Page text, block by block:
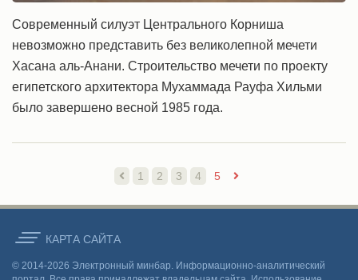
Современный силуэт Центрального Корниша
невозможно представить без великолепной мечети
Хасана аль-Анани. Строительство мечети по проекту
египетского архитектора Мухаммада Рауфа Хильми
было завершено весной 1985 года.
1 2 3 4 5
КАРТА CАЙТА
© 2014-2026 Электронный минбар. Информационно-аналитический